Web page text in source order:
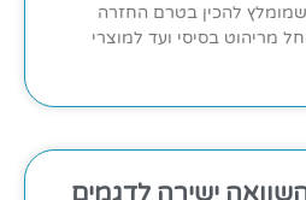
שמומלץ להכין בטרם החזרה
מריהוט בסיסי ועד למוצרי
קינג 420: השוואה ישירה לדגמים